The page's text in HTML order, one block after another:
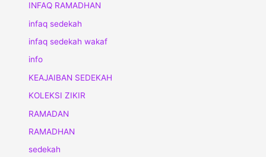
INFAQ RAMADHAN
infaq sedekah
infaq sedekah wakaf
info
KEAJAIBAN SEDEKAH
KOLEKSI ZIKIR
RAMADAN
RAMADHAN
sedekah